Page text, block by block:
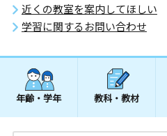
近くの教室を案内してほしい
学習に関するお問い合わせ
年齢・学年 教科・教材